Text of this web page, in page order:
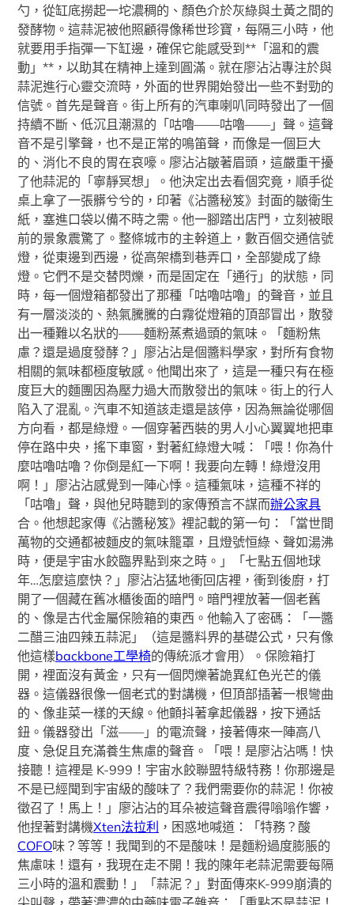
勺，從缸底撈起一坨濃稠的、顏色介於灰綠與土黃之間的
發酵物。這蒜泥被他照顧得像稀世珍寶，每隔三小時，他
就要用手指彈一下缸邊，確保它能感受到**「溫和的震
動」**，以助其在精神上達到圓滿。就在廖沾沾專注於與
蒜泥進行心靈交流時，外面的世界開始發出一些不對勁的
信號。首先是聲音。街上所有的汽車喇叭同時發出了一個
持續不斷、低沉且潮濕的「咕嚕——咕嚕——」聲。這聲
音不是引擎聲，也不是正常的鳴笛聲，而像是一個巨大
的、消化不良的胃在哀嚎。廖沾沾皺著眉頭，這嚴重干擾
了他蒜泥的「寧靜冥想」。他決定出去看個究竟，順手從
桌上拿了一張髒兮兮的，印著《沾醬秘笈》封面的皺衛生
紙，塞進口袋以備不時之需。他一腳踏出店門，立刻被眼
前的景象震驚了。整條城市的主幹道上，數百個交通信號
燈，從東邊到西邊，從高架橋到巷弄口，全部變成了綠
燈。它們不是交替閃爍，而是固定在「通行」的狀態，同
時，每一個燈箱都發出了那種「咕嚕咕嚕」的聲音，並且
有一層淡淡的、熱氣騰騰的白霧從燈箱的頂部冒出，散發
出一種難以名狀的——麵粉蒸煮過頭的氣味。「麵粉焦
慮？還是過度發酵？」廖沾沾是個醬料學家，對所有食物
相關的氣味都極度敏感。他聞出來了，這是一種只有在極
度巨大的麵團因為壓力過大而散發出的氣味。街上的行人
陷入了混亂。汽車不知道該走還是該停，因為無論從哪個
方向看，都是綠燈。一個穿著西裝的男人小心翼翼地把車
停在路中央，搖下車窗，對著紅綠燈大喊：「喂！你為什
麼咕嚕咕嚕？你倒是紅一下啊！我要向左轉！綠燈沒用
啊！」廖沾沾感覺到一陣心悸。這種氣味，這種不祥的
「咕嚕」聲，與他兒時聽到的家傳預言不謀而辦公家具
合。他想起家傳《沾醬秘笈》裡記載的第一句：「當世間
萬物的交通都被麵皮的氣味籠罩，且燈號恒綠、聲如湯沸
時，便是宇宙水餃臨界點到來之時。」「七點五個地球
年…怎麼這麼快？」廖沾沾猛地衝回店裡，衝到後廚，打
開了一個藏在舊冰櫃後面的暗門。暗門裡放著一個老舊
的、像是古代金屬保險箱的東西。他輸入了密碼：「一醬
二醋三油四辣五蒜泥」（這是醬料界的基礎公式，只有像
他這樣backbone工學椅的傳統派才會用）。保險箱打
開，裡面沒有黃金，只有一個閃爍著詭異紅色光芒的儀
器。這儀器很像一個老式的對講機，但頂部插著一根彎曲
的、像韭菜一樣的天線。他顫抖著拿起儀器，按下通話
鈕。儀器發出「滋——」的電流聲，接著傳來一陣高八
度、急促且充滿養生焦慮的聲音。「喂！是廖沾沾嗎！快
接聽！這裡是 K-999！宇宙水餃聯盟特級特務！你那邊是
不是已經聞到宇宙級的酸味了？我們需要你的蒜泥！你被
徵召了！馬上！」廖沾沾的耳朵被這聲音震得嗡嗡作響，
他捏著對講機Xten法拉利 ，困惑地喊道：「特務？酸
COFO味？等等！我聞到的不是酸味！是麵粉過度膨脹的
焦慮味！還有，我現在走不開！我的陳年老蒜泥需要每隔
三小時的溫和震動！」「蒜泥？」對面傳來K-999崩潰的